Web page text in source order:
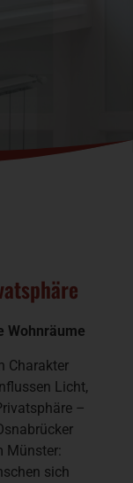
Wohnräume
Charakter
Licht,
–
Münster:
sich